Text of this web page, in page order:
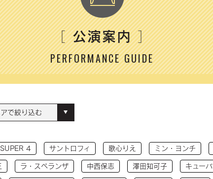
［公演案内］
PERFORMANCE GUIDE
4 サントロフィ 歌心りえ ミン・ヨンチ
ラ・スペランザ 中西保志 澤田知可子 キューバ